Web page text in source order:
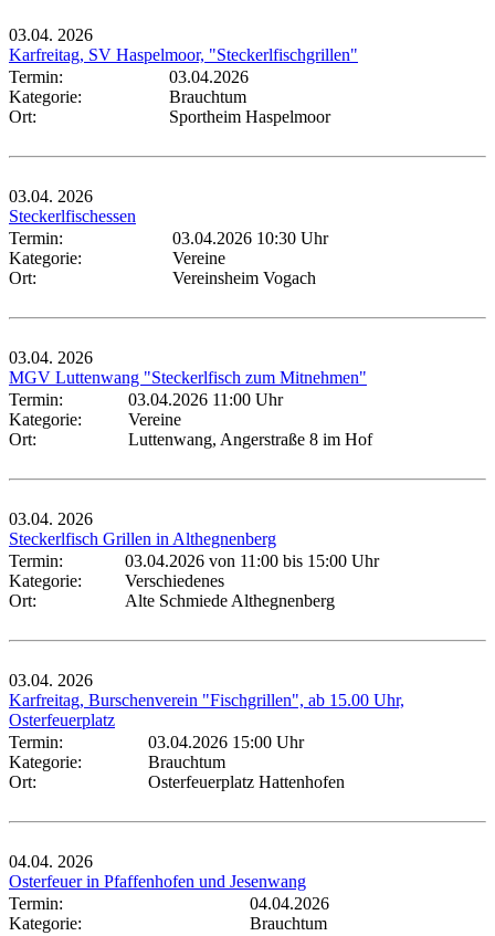
03.04. 2026
Karfreitag, SV Haspelmoor, "Steckerlfischgrillen"
Termin:
03.04.2026
Kategorie:
Brauchtum
Ort:
Sportheim Haspelmoor
03.04. 2026
Steckerlfischessen
Termin:
03.04.2026 10:30 Uhr
Kategorie:
Vereine
Ort:
Vereinsheim Vogach
03.04. 2026
MGV Luttenwang "Steckerlfisch zum Mitnehmen"
Termin:
03.04.2026 11:00 Uhr
Kategorie:
Vereine
Ort:
Luttenwang, Angerstraße 8 im Hof
03.04. 2026
Steckerlfisch Grillen in Althegnenberg
Termin:
03.04.2026 von 11:00 bis 15:00 Uhr
Kategorie:
Verschiedenes
Ort:
Alte Schmiede Althegnenberg
03.04. 2026
Karfreitag, Burschenverein "Fischgrillen", ab 15.00 Uhr,
Osterfeuerplatz
Termin:
03.04.2026 15:00 Uhr
Kategorie:
Brauchtum
Ort:
Osterfeuerplatz Hattenhofen
04.04. 2026
Osterfeuer in Pfaffenhofen und Jesenwang
Termin:
04.04.2026
Kategorie:
Brauchtum